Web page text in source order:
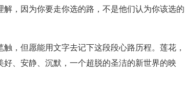
，因为你要走你选的路，不是他们认为你该选的
，但愿能用文字去记下这段段心路历程。莲花，
、安静、沉默，一个超脱的圣洁的新世界的映